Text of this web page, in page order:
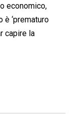
economico,
è ‘prematuro
capire la